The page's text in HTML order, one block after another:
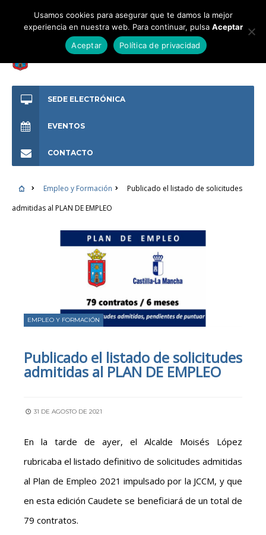
SEDE ELECTRÓNICA
EVENTOS
CONTACTO
Empleo y Formación
Publicado el listado de solicitudes
admitidas al PLAN DE EMPLEO
EMPLEO Y FORMACIÓN
Publicado el listado de solicitudes
admitidas al PLAN DE EMPLEO
31 DE AGOSTO DE 2021
En la tarde de ayer, el Alcalde Moisés López
rubricaba el listado definitivo de solicitudes admitidas
al Plan de Empleo 2021 impulsado por la JCCM, y que
en esta edición Caudete se beneficiará de un total de
79 contratos.
Usamos cookies para asegurar que te damos la mejor
experiencia en nuestra web. Para continuar, pulsa Aceptar
Aceptar
Política de privacidad